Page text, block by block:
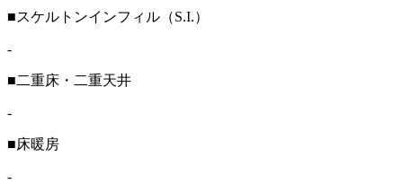
■スケルトンインフィル（S.I.）
-
■二重床・二重天井
-
■床暖房
-